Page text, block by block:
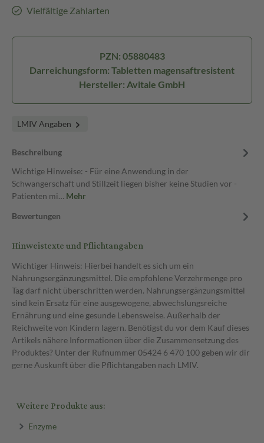
Vielfältige Zahlarten
PZN: 05880483
Darreichungsform: Tabletten magensaftresistent
Hersteller: Avitale GmbH
LMIV Angaben
Beschreibung
Wichtige Hinweise: - Für eine Anwendung in der
Schwangerschaft und Stillzeit liegen bisher keine Studien vor -
Patienten mi… Mehr
Bewertungen
Hinweistexte und Pflichtangaben
Wichtiger Hinweis: Hierbei handelt es sich um ein
Nahrungsergänzungsmittel. Die empfohlene Verzehrmenge pro
Tag darf nicht überschritten werden. Nahrungsergänzungsmittel
sind kein Ersatz für eine ausgewogene, abwechslungsreiche
Ernährung und eine gesunde Lebensweise. Außerhalb der
Reichweite von Kindern lagern. Benötigst du vor dem Kauf dieses
Artikels nähere Informationen über die Zusammensetzung des
Produktes? Unter der Rufnummer 05424 6 470 100 geben wir dir
gerne Auskunft über die Pflichtangaben nach LMIV.
Weitere Produkte aus:
Enzyme